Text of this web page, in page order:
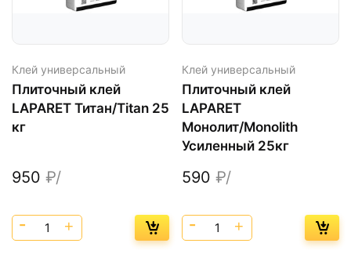
Клей универсальный
Плиточный клей
LAPARET Титан/Titan 25
кг
950 ₽/
Клей универсальный
Плиточный клей
LAPARET
Монолит/Monolith
Усиленный 25кг
590 ₽/